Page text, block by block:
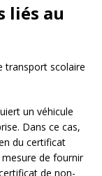
liés au
transport scolaire
un véhicule
Dans ce cas,
du certificat
mesure de fournir
de non-